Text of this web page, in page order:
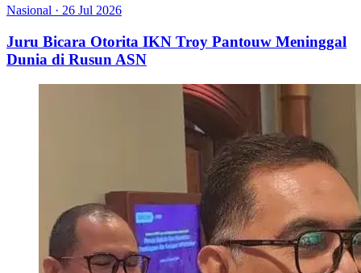
Nasional · 26 Jul 2026
Juru Bicara Otorita IKN Troy Pantouw Meninggal
Dunia di Rusun ASN